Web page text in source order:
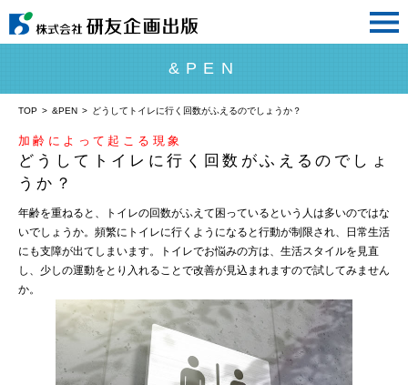
&PEN
TOP > &PEN > どうしてトイレに行く回数がふえるのでしょうか？
加齢によって起こる現象
どうしてトイレに行く回数がふえるのでしょ
うか？
年齢を重ねると、トイレの回数がふえて困っているという人は多いのではな
いでしょうか。頻繁にトイレに行くようになると行動が制限され、日常生活
にも支障が出てしまいます。トイレでお悩みの方は、生活スタイルを見直
し、少しの運動をとり入れることで改善が見込まれますので試してみません
か。